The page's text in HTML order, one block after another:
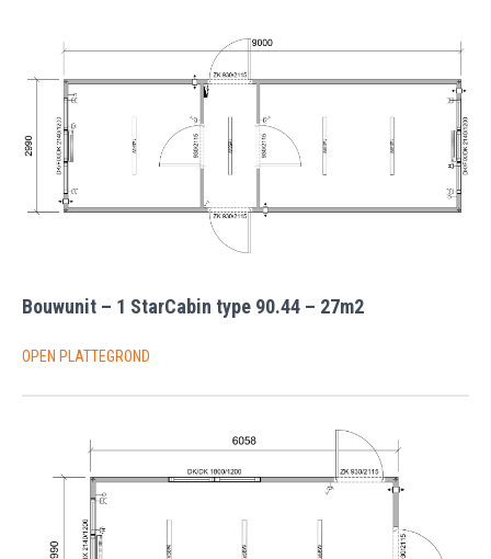
Bouwunit – 1 StarCabin type 90.44 – 27m2
OPEN PLATTEGROND